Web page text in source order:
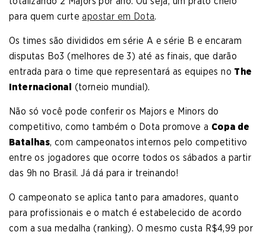
para quem curteapostar em Dota.
Os times são divididos em série A e série B e encaram
disputas Bo3 (melhores de 3) até as finais, que darão
entrada para o time que representará as equipes no The
Internacional (torneio mundial).
Não só você pode conferir os Majors e Minors do
competitivo, como também o Dota promove a Copa de
Batalhas, com campeonatos internos pelo competitivo
entre os jogadores que ocorre todos os sábados a partir
das 9h no Brasil. Já dá para ir treinando!
O campeonato se aplica tanto para amadores, quanto
para profissionais e o match é estabelecido de acordo
com a sua medalha (ranking). O mesmo custa R$4,99 por